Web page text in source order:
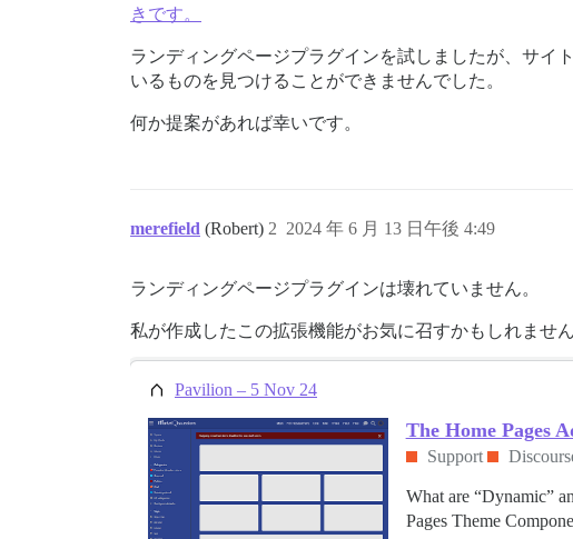
きです。
ランディングページプラグインを試しましたが、サイ
いるものを見つけることができませんでした。
何か提案があれば幸いです。
merefield (Robert) 2024 年 6 月 13 日午後 4:49
2
ランディングページプラグインは壊れていません。
私が作成したこの拡張機能がお気に召すかもしれません
Pavilion – 5 Nov 24
The Home Pages
Support
What are “Dynamic”
Pages Theme